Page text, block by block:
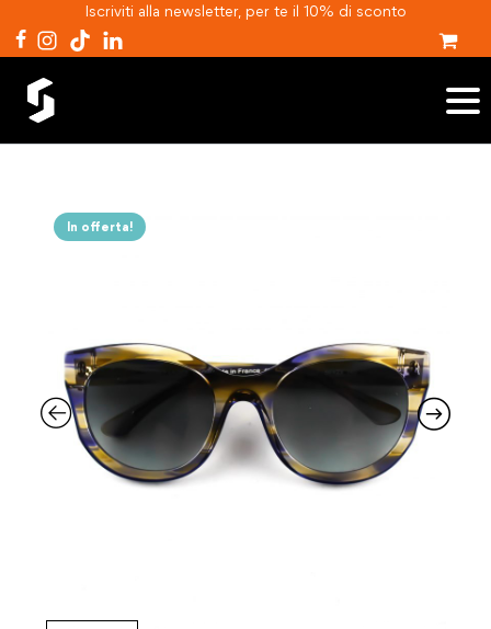
Iscriviti alla newsletter, per te il 10% di sconto
In offerta!